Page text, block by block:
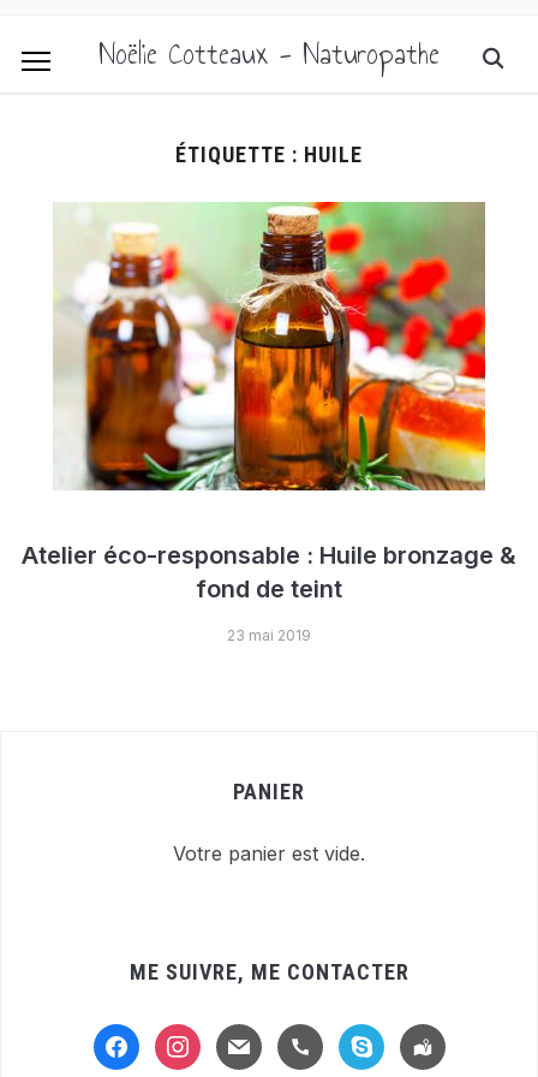
Noëlie Cotteaux - Naturopathe
ÉTIQUETTE : HUILE
Atelier éco-responsable : Huile bronzage &
fond de teint
23 mai 2019
PANIER
Votre panier est vide.
ME SUIVRE, ME CONTACTER
facebookinstagram
mail handsetskype
location-
alt